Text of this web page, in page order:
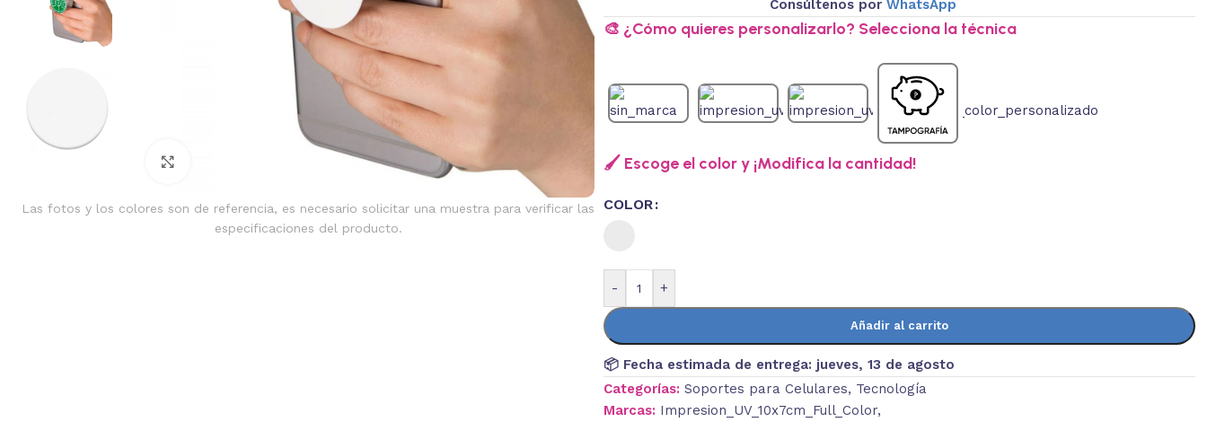
Las fotos y los colores son de referencia, es necesario solicitar una muestra para verificar las
especificaciones del producto.
Consúltenos por WhatsApp
🎨 ¿Cómo quieres personalizarlo? Selecciona la técnica
🖌️ Escoge el color y ¡Modifica la cantidad!
COLOR
- +
Añadir al carrito
📦 Fecha estimada de entrega: jueves, 13 de agosto
Categorías: Soportes para Celulares, Tecnología
Marcas: Impresion_UV_10x7cm_Full_Color,